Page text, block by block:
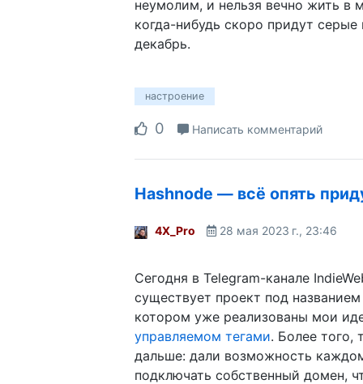
неумолим, и нельзя вечно жить в
когда-нибудь скоро придут серые
декабрь.
настроение
0 Написать комментарий
Hashnode — всё опять
4X_Pro 28 мая 2023 г., 23:46
Сегодня в Telegram-канале
существует проект под
котором уже реализованы мои
управляемом тегами. Более того,
дальше: дали возможность
подключать собственный домен,